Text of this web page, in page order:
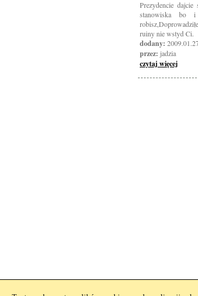
Prezydencie dajcie
stanowiska
ruiny nie wstyd Ci.
dodany:
przez: jadzia
czytaj więcej